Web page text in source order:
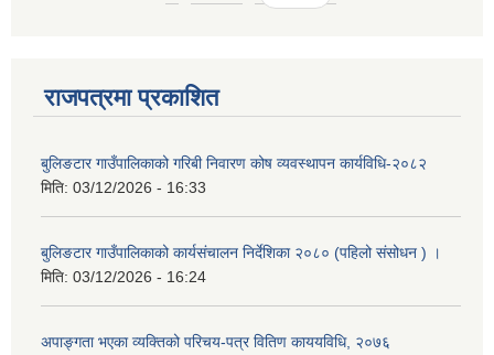
राजपत्रमा प्रकाशित
बुलिङटार गाउँपालिकाको गरिबी निवारण कोष व्यवस्थापन कार्यविधि-२०८२
मिति: 03/12/2026 - 16:33
बुलिङटार गाउँपालिकाको कार्यसंचालन निर्देशिका २०८० (पहिलो संसोधन ) ।
मिति: 03/12/2026 - 16:24
अपाङ्गता भएका व्यक्तिको परिचय-पत्र वितिण काययविधि, २०७६